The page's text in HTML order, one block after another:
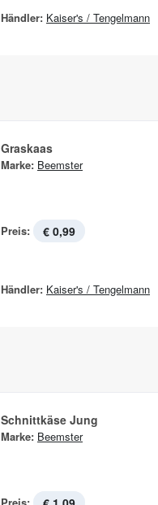
Händler: Kaiser's / Tengelmann
Graskaas
Marke: Beemster
Preis: € 0,99
Händler: Kaiser's / Tengelmann
Schnittkäse Jung
Marke: Beemster